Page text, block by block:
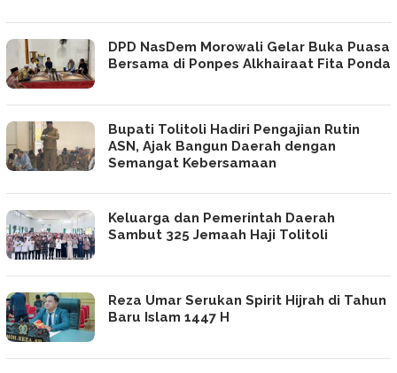
DPD NasDem Morowali Gelar Buka Puasa
Bersama di Ponpes Alkhairaat Fita Ponda
Bupati Tolitoli Hadiri Pengajian Rutin
ASN, Ajak Bangun Daerah dengan
Semangat Kebersamaan
Keluarga dan Pemerintah Daerah
Sambut 325 Jemaah Haji Tolitoli
Reza Umar Serukan Spirit Hijrah di Tahun
Baru Islam 1447 H